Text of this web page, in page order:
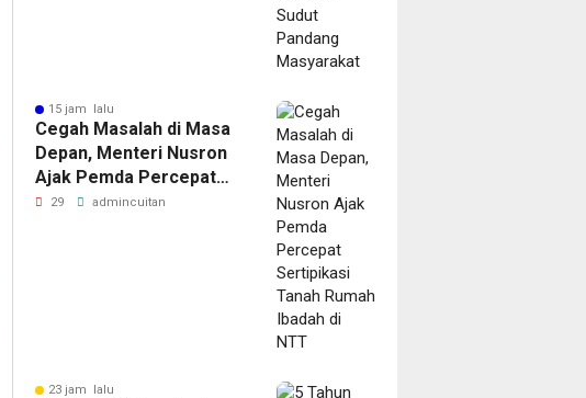
15 jam lalu
Cegah Masalah di Masa
Depan, Menteri Nusron
Ajak Pemda Percepat
Sertipikasi Tanah Rumah
29 admincuitan
23 jam lalu